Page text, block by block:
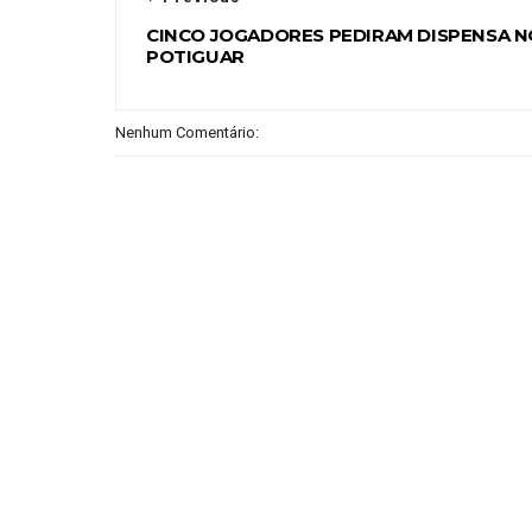
CINCO JOGADORES PEDIRAM DISPENSA
POTIGUAR
Nenhum Comentário: